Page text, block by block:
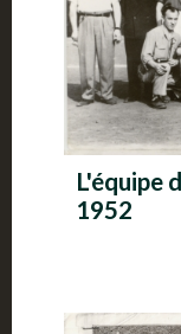
L'équipe
1952